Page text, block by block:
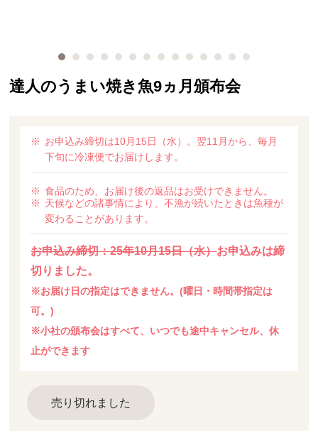
達人のうまい焼き魚9ヵ月頒布会
お申込み締切は10月15日（水）。翌11月から、毎月
下旬に冷凍便でお届けします。
食品のため、お届け後の返品はお受けできません。
天候などの諸事情により、不漁が続いたときは魚種が
変わることがあります。
お申込み締切：25年10月15日（水）お申込みは締
切りました。
※お届け日の指定はできません。(曜日・時間帯指定は
可。)
※小社の頒布会はすべて、いつでも途中キャンセル、休
止ができます
売り切れました